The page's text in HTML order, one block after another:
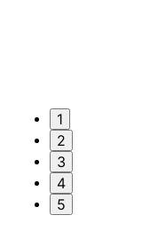
1
2
3
4
5